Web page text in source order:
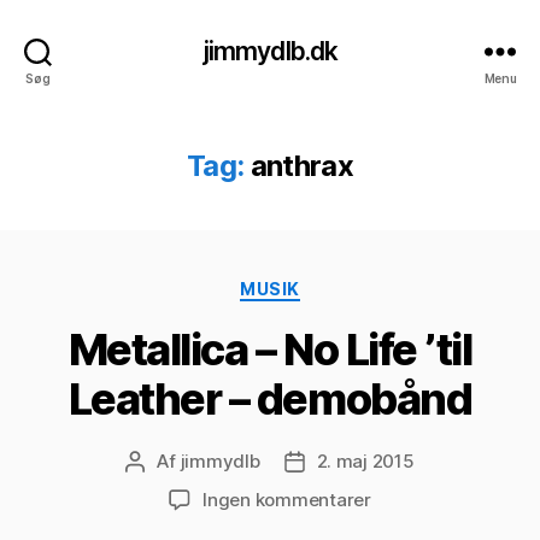
Søg
jimmydlb.dk
Menu
Tag: anthrax
Kategorier
MUSIK
Metallica – No Life ’til
Leather – demobånd
Indlægsforfatter
Af jimmydlb Indlægsdato
2. maj 2015
Ingen kommentarertil